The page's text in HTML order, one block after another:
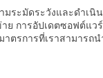
ระมัดระวังและดำเ
การอัปเดตซอฟต์แ
ตรการที่เราสามารถ